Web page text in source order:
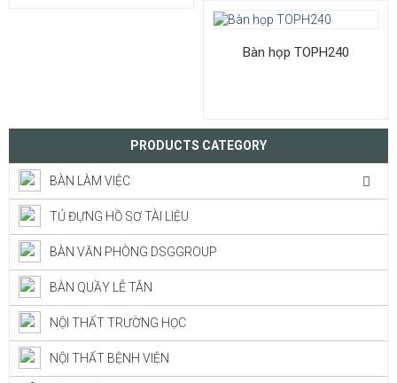
Bàn họp TOPH240
PRODUCTS CATEGORY
BÀN LÀM VIỆC
TỦ ĐỰNG HỒ SƠ TÀI LIỆU
BÀN VĂN PHÒNG DSGGROUP
BÀN QUẦY LỄ TÂN
NỘI THẤT TRƯỜNG HỌC
NỘI THẤT BỆNH VIỆN